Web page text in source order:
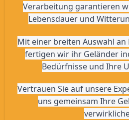
Verarbeitung garantieren
Lebensdauer und
Mit einer breiten Auswahl an
fertigen wir ihr Geländer
Bedürfnisse und Ihre
Vertrauen Sie auf unsere
uns gemeinsam Ihre